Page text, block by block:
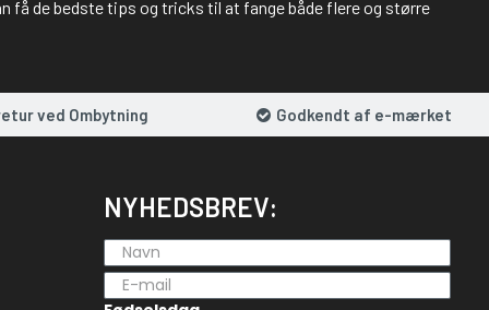
få de bedste tips og tricks til at fange både flere og større
ved Ombytning Godkendt af e-mærket
NYHEDSBREV: